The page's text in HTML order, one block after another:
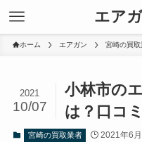
エア
ホーム エアガン 宮崎の買取
小林市の
は？口コ
2021
10/07
宮崎の買取業者 2021年6月